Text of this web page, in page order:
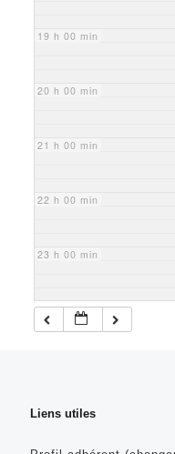
19 h 00 min
20 h 00 min
21 h 00 min
22 h 00 min
23 h 00 min
Liens utiles